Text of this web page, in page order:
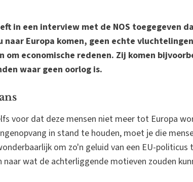
in een interview met de NOS toegegeven
naar Europa komen, geen echte
om economische redenen. Zij komen
waar geen oorlog is.
voor dat deze mensen niet meer tot Europa
in stand te houden, moet je die
om zo'n geluid van een EU-
wat de achterliggende motieven zouden